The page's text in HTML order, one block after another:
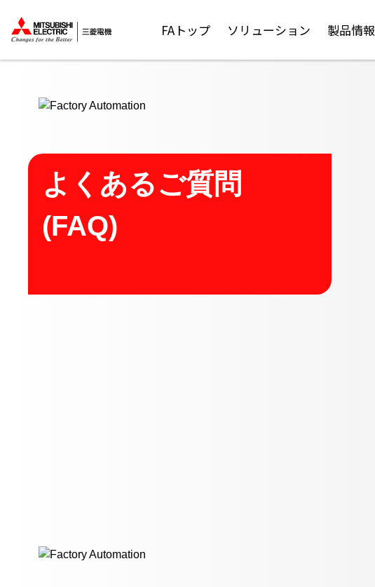
FAトップ ソリューション 製品情報
よくあるご質問
(FAQ)